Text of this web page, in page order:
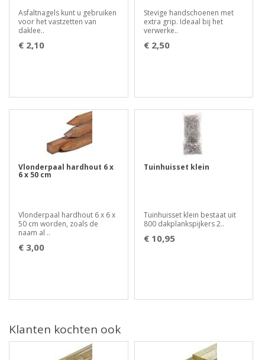
Asfaltnagels kunt u gebruiken
voor het vastzetten van
daklee..
€ 2,10
Stevige handschoenen met
extra grip. Ideaal bij het
verwerke..
€ 2,50
Vlonderpaal hardhout 6 x
6 x 50 cm
Vlonderpaal hardhout 6 x 6 x
50 cm worden, zoals de
naam al ..
€ 3,00
Tuinhuisset klein
Tuinhuisset klein bestaat uit
800 dakplankspijkers 2..
€ 10,95
Klanten kochten ook